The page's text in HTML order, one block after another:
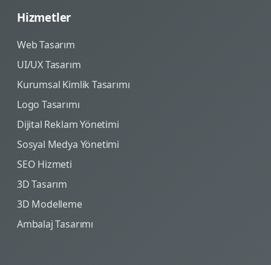
Hizmetler
Web Tasarım
UI/UX Tasarım
Kurumsal Kimlik Tasarımı
Logo Tasarımı
Dijital Reklam Yönetimi
Sosyal Medya Yönetimi
SEO Hizmeti
3D Tasarım
3D Modelleme
Ambalaj Tasarımı